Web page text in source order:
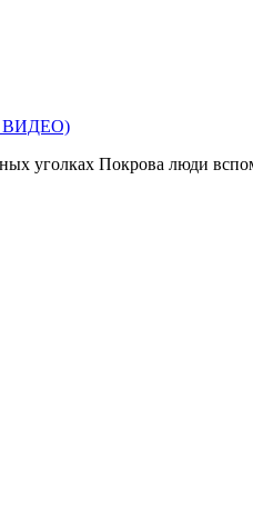
уголках Покрова люди